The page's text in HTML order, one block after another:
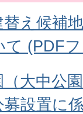
え候補
て (PDF
大中公
募設置に